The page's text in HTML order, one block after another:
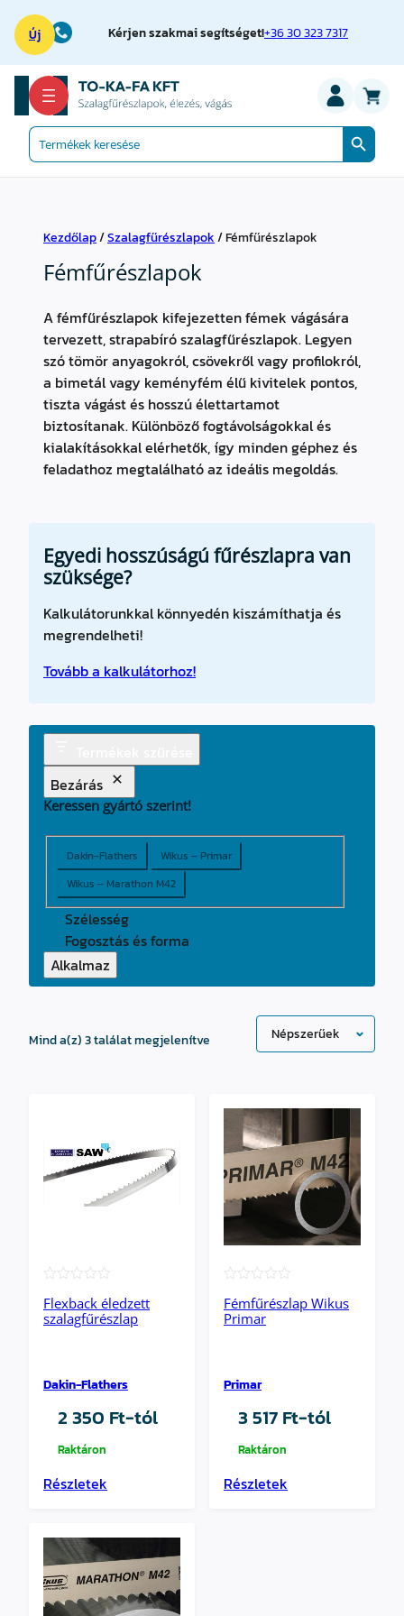
Kérjen szakmai segítséget!+36 30 323 7317
Search
for:
Search Button
Kezdőlap/Szalagfűrészlapok/ Fémfűrészlapok
Fémfűrészlapok
A fémfűrészlapok kifejezetten fémek vágására
tervezett, strapabíró szalagfűrészlapok. Legyen
szó tömör anyagokról, csövekről vagy profilokról,
a bimetál vagy keményfém élű kivitelek pontos,
tiszta vágást és hosszú élettartamot
biztosítanak. Különböző fogtávolságokkal és
kialakításokkal elérhetők, így minden géphez és
feladathoz megtalálható az ideális megoldás.
Egyedi hosszúságú fűrészlapra van
szüksége?
Kalkulátorunkkal könnyedén kiszámíthatja és
megrendelheti!
Tovább a kalkulátorhoz!
Bezárás
Keressen gyártó szerint!
Gyártó
Dakin-Flathers
Wikus – Primar
Wikus – Marathon M42
Szélesség
Fogosztás és forma
Alkalmaz
Mind a(z) 3 találat megjelenítve
Új
Flexback éledzett
szalagfűrészlap
Dakin-Flathers
2 350 Ft-tól
Raktáron
Részletek
Fémfűrészlap Wikus
Primar
Primar
3 517Ft-tól
Raktáron
Részletek